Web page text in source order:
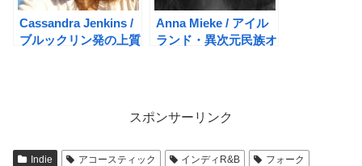
Cassandra Jenkins /
ブルックリン発の上質
Anna Mieke / アイル
ランド・異次元民族オ
スポンサーリンク
Indie アコースティック インディR&B
フォーク